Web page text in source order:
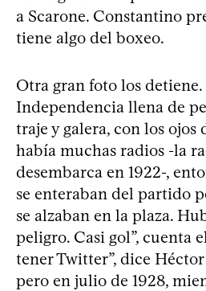
a Scarone. Constantino
tiene algo del boxeo.
Otra gran foto los detiene.
Independencia llena de
traje y galera, con los ojos
había muchas radios -la
desembarca en 1922-,
se enteraban del partido
se alzaban en la plaza.
peligro. Casi gol”, cuenta
tener Twitter”, dice
pero en julio de 1928,